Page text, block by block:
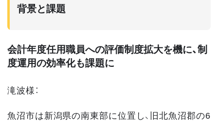
背景と課題
会計年度任用職員への評価制度拡大を機に、制
度運用の効率化も課題に
滝波様：
魚沼市は新潟県の南東部に位置し、旧北魚沼郡の6